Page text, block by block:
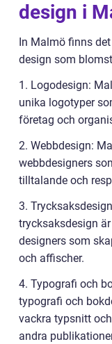
design i
In Malmö finns
design som
1. Logodesign:
unika logotyper
företag och
2. Webbdesign:
webbdesigners
tilltalande och
3.
trycksaksdesign
designers som
och affischer.
4. Typografi och
typografi och
vackra typsnitt
andra